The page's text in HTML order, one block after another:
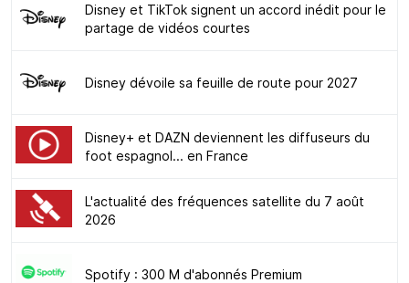
Disney et TikTok signent un accord inédit pour le
partage de vidéos courtes
Disney dévoile sa feuille de route pour 2027
Disney+ et DAZN deviennent les diffuseurs du
foot espagnol... en France
L'actualité des fréquences satellite du 7 août
2026
Spotify : 300 M d'abonnés Premium